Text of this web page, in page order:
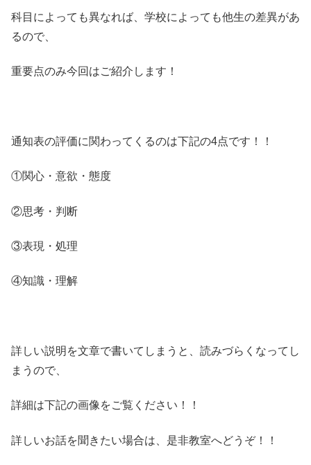
科目によっても異なれば、学校によっても他生の差異があ
るので、
重要点のみ今回はご紹介します！
通知表の評価に関わってくるのは下記の4点です！！
①関心・意欲・態度
②思考・判断
③表現・処理
④知識・理解
詳しい説明を文章で書いてしまうと、読みづらくなってし
まうので、
詳細は下記の画像をご覧ください！！
詳しいお話を聞きたい場合は、是非教室へどうぞ！！